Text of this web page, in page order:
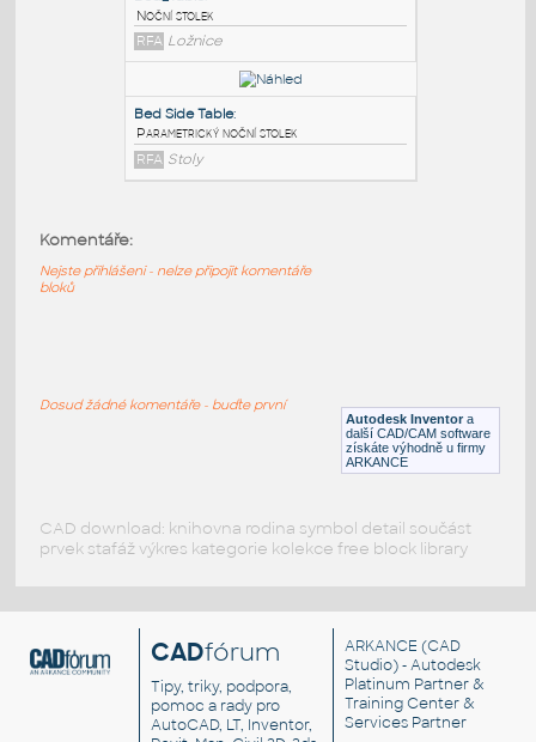
DWG Stoly
FF TABLE:
Fastfood - jídelní stůl
DWG
Noční stolek
Parametrický noční stolek
Autodesk Inventor a
další CAD/CAM software
získáte výhodně u firmy
ARKANCE
Komentáře:
Nejste přihlášeni - nelze připojit komentáře
bloků
Dosud žádné komentáře - buďte první
CAD download: knihovna rodina symbol detail součást
prvek stafáž výkres kategorie kolekce free block library
CADfórum
Tipy, triky, podpora,
pomoc a rady pro
AutoCAD, LT, Inventor,
ARKANCE (CAD
Studio) - Autodesk
Platinum Partner &
Training Center &
Services Partner